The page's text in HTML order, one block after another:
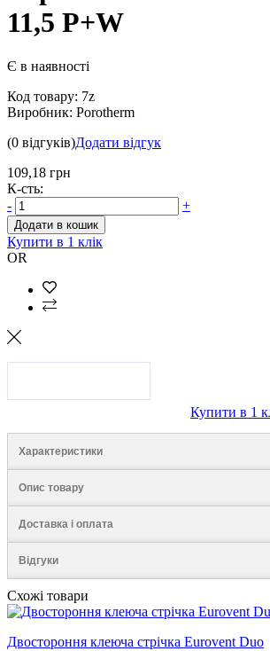
11,5 P+W
Є в наявності
Код товару: 7z
Виробник: Porotherm
(0 відгуків)Додати відгук
109,18 грн
К-сть:
-
+
Додати в кошик
Купити в 1 клік
OR
Купити в 1
Характеристики
Опис товару
Доставка і оплата
Відгуки
Схожі товари
Двостороння клеюча стрічка Eurovent Duo